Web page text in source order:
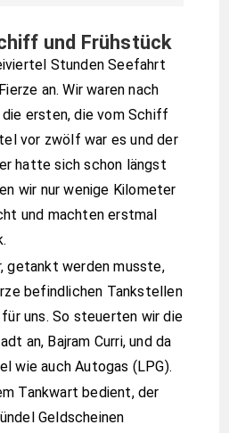
und Frühstück
Stunden Seefahrt
an. Wir waren nach
die ersten, die vom Schiff
vor zwölf war es und der
hatte sich schon längst
wir nur wenige Kilometer
und machten erstmal
getankt werden musste,
befindlichen Tankstellen
uns. So steuerten wir die
an, Bajram Curri, und da
wie auch Autogas (LPG).
Tankwart bedient, der
Geldscheinen